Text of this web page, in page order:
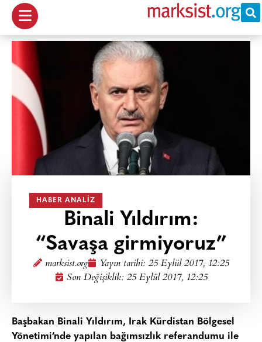
HABER ANALIZ
Binali Yıldırım:
“Savaşa girmiyoruz”
marksist.org Yayın tarihi: 25 Eylül 2017, 12:25
Son Değişiklik: 25 Eylül 2017, 12:25
Başbakan Binali Yıldırım, Irak Kürdistan Bölgesel
Yönetimi’nde yapılan bağımsızlık referandumu ile